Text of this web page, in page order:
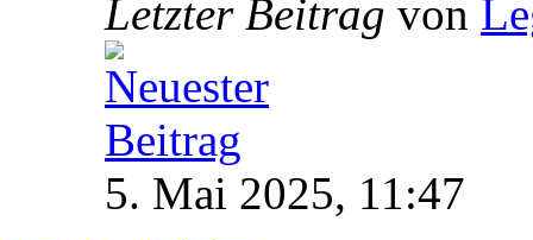
Letzter Beitrag von
5. Mai 2025, 11:47